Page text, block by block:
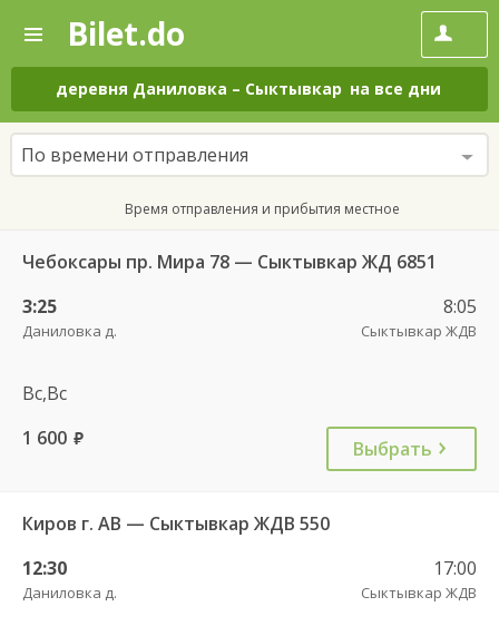
—
Поиск
и
покупка
билетов
на
автобус
онлайн
Bilet.do
деревня Даниловка – Сыктывкар на все дни
По времени отправления
Время отправления и прибытия местное
Чебоксары пр. Мира 78 — Сыктывкар ЖД 6851
3:25
Даниловка д.
8:05
Сыктывкар ЖДВ
Вс,Вс
1 600 руб. Выбрать
Киров г. АВ — Сыктывкар ЖДВ 550
12:30
Даниловка д.
17:00
Сыктывкар ЖДВ